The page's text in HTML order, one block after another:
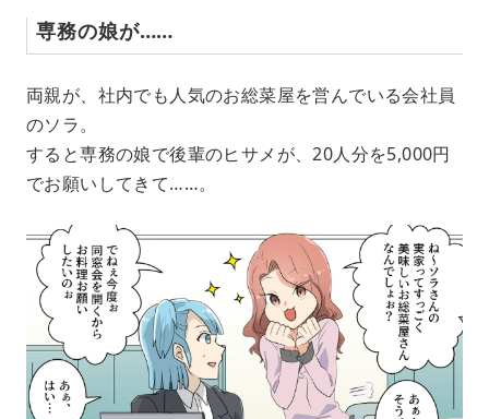
専務の娘が……
両親が、社内でも人気のお総菜屋を営んでいる会社員
のソラ。
すると専務の娘で後輩のヒサメが、20人分を5,000円
でお願いしてきて……。